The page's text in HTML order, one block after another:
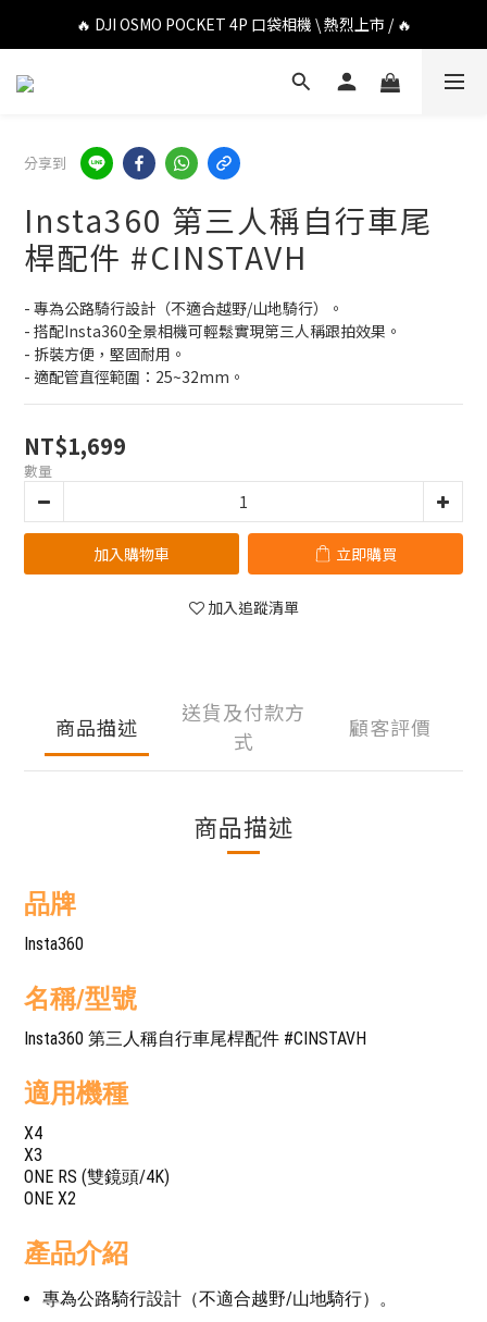
🔥 DJI OSMO POCKET 4P 口袋相機 \ 熱烈上市 / 🔥
🔥 DJI OSMO POCKET 4P 口袋相機 \ 熱烈上市 / 🔥
🔥 Insta360 Luna Ultra 雲台相機 \ 熱烈上市 / 🔥
🔥 DJI OSMO POCKET 4P 口袋相機 \ 熱烈上市 / 🔥
分享到
Insta360 第三人稱自行車尾
桿配件 #CINSTAVH
- 專為公路騎行設計（不適合越野/山地騎行）。
- 搭配Insta360全景相機可輕鬆實現第三人稱跟拍效果。
- 拆裝方便，堅固耐用。
- 適配管直徑範圍：25~32mm。
NT$1,699
數量
加入購物車 立即購買
加入追蹤清單
商品描述
送貨及付款方
式
顧客評價
商品描述
品牌
Insta360
名稱/型號
Insta360 第三人稱自行車尾桿配件 #CINSTAVH
適用機種
X4
X3
ONE RS (雙鏡頭/4K)
ONE X2
產品介紹
專為公路騎行設計（不適合越野/山地騎行）。